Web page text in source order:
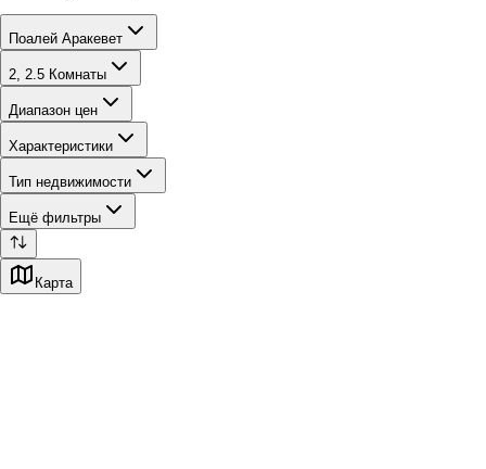
Поалей Аракевет
2, 2.5 Комнаты
Диапазон цен
Характеристики
Тип недвижимости
Ещё фильтры
Карта